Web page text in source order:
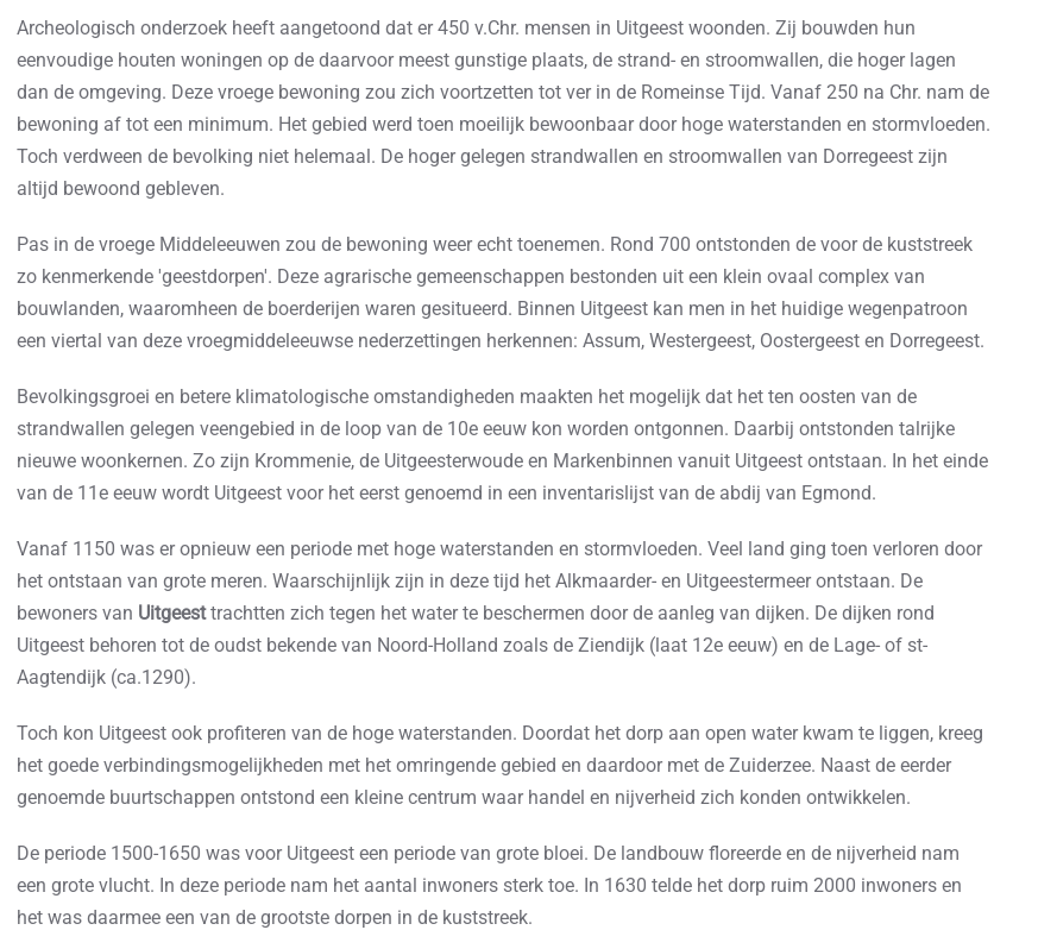
Archeologisch onderzoek heeft aangetoond dat er 450 v.Chr. mensen in Uitgeest woonden. Zij bouwden hun
eenvoudige houten woningen op de daarvoor meest gunstige plaats, de strand- en stroomwallen, die hoger lagen
dan de omgeving. Deze vroege bewoning zou zich voortzetten tot ver in de Romeinse Tijd. Vanaf 250 na Chr. nam de
bewoning af tot een minimum. Het gebied werd toen moeilijk bewoonbaar door hoge waterstanden en stormvloeden.
Toch verdween de bevolking niet helemaal. De hoger gelegen strandwallen en stroomwallen van Dorregeest zijn
altijd bewoond gebleven.
Pas in de vroege Middeleeuwen zou de bewoning weer echt toenemen. Rond 700 ontstonden de voor de kuststreek
zo kenmerkende 'geestdorpen'. Deze agrarische gemeenschappen bestonden uit een klein ovaal complex van
bouwlanden, waaromheen de boerderijen waren gesitueerd. Binnen Uitgeest kan men in het huidige wegenpatroon
een viertal van deze vroegmiddeleeuwse nederzettingen herkennen: Assum, Westergeest, Oostergeest en Dorregeest.
Bevolkingsgroei en betere klimatologische omstandigheden maakten het mogelijk dat het ten oosten van de
strandwallen gelegen veengebied in de loop van de 10e eeuw kon worden ontgonnen. Daarbij ontstonden talrijke
nieuwe woonkernen. Zo zijn Krommenie, de Uitgeesterwoude en Markenbinnen vanuit Uitgeest ontstaan. In het einde
van de 11e eeuw wordt Uitgeest voor het eerst genoemd in een inventarislijst van de abdij van Egmond.
Vanaf 1150 was er opnieuw een periode met hoge waterstanden en stormvloeden. Veel land ging toen verloren door
het ontstaan van grote meren. Waarschijnlijk zijn in deze tijd het Alkmaarder- en Uitgeestermeer ontstaan. De
bewoners van Uitgeesttrachtten zich tegen het water te beschermen door de aanleg van dijken. De dijken rond
Uitgeest behoren tot de oudst bekende van Noord-Holland zoals de Ziendijk (laat 12e eeuw) en de Lage- of st-
Aagtendijk (ca.1290).
Toch kon Uitgeest ook profiteren van de hoge waterstanden. Doordat het dorp aan open water kwam te liggen, kreeg
het goede verbindingsmogelijkheden met het omringende gebied en daardoor met de Zuiderzee. Naast de eerder
genoemde buurtschappen ontstond een kleine centrum waar handel en nijverheid zich konden ontwikkelen.
De periode 1500-1650 was voor Uitgeest een periode van grote bloei. De landbouw floreerde en de nijverheid nam
een grote vlucht. In deze periode nam het aantal inwoners sterk toe. In 1630 telde het dorp ruim 2000 inwoners en
het was daarmee een van de grootste dorpen in de kuststreek.